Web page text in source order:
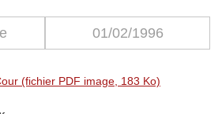
01/02/1996
(fichier PDF image, 183 Ko)